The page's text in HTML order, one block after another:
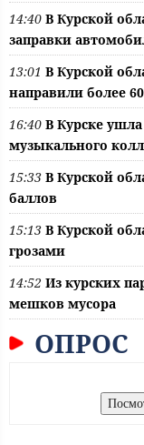
14:40 В Курской
заправки
13:01 В Курской
направили более
16:40 В Курске
музыкального
15:33 В Курской
баллов
15:13 В Курской
грозами
14:52 Из курских
мешков мусора
ОПРОС